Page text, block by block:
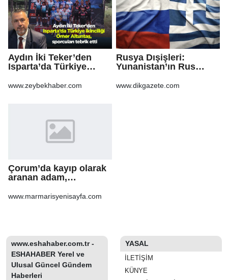
Aydın İki Teker’den
Isparta’da Türkiye
Altuntaş, sporcuları
www.zeybekhaber.com
Rusya Dışişleri:
Yunanistan’ın Rus
ekonomiye pahalıya
www.dikgazete.com
Çorum’da kayıp olarak
aranan adam,
otomobilinin altında ölü
www.marmarisyenisayfa.com
www.eshahaber.com.tr -
ESHAHABER Yerel ve
Ulusal Güncel Gündem
Haberleri
YASAL
İLETIŞIM
KÜNYE